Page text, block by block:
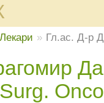
Лекари » Гл.ас. Д-р